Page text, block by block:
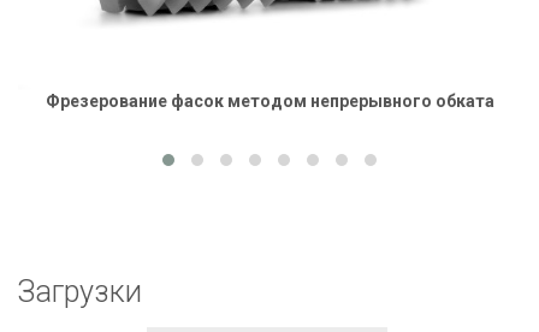
Фрезерование фасок методом непрерывного обката
Загрузки